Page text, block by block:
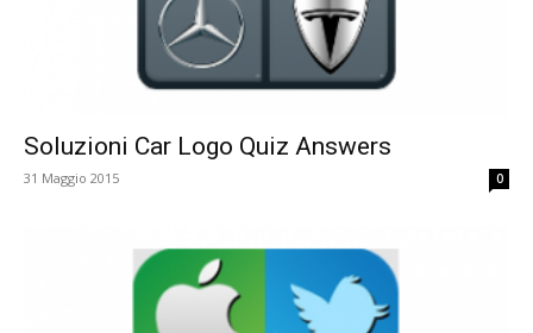
Soluzioni Car Logo Quiz Answers
31 Maggio 2015 0